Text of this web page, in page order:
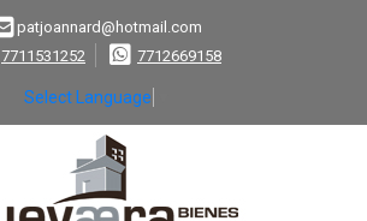
patjoannard@hotmail.com
7711531252
7712669158
Select Language